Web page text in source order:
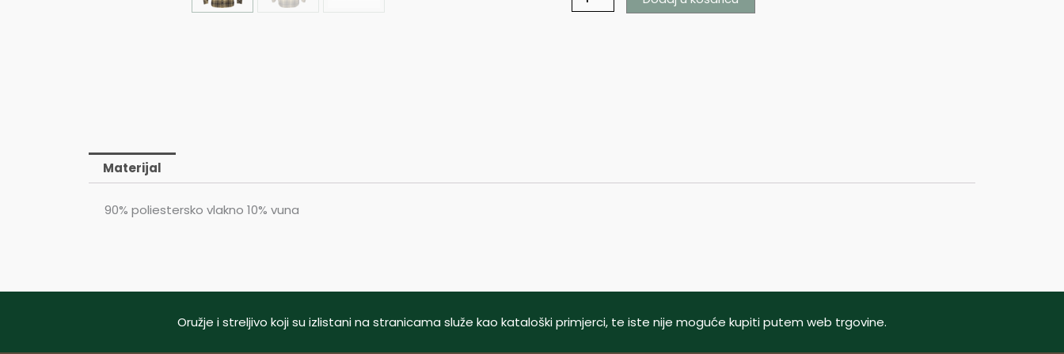
Materijal
90% poliestersko vlakno 10% vuna
Oružje i streljivo koji su izlistani na stranicama služe kao kataloški primjerci, te iste nije moguće kupiti putem web trgovine.